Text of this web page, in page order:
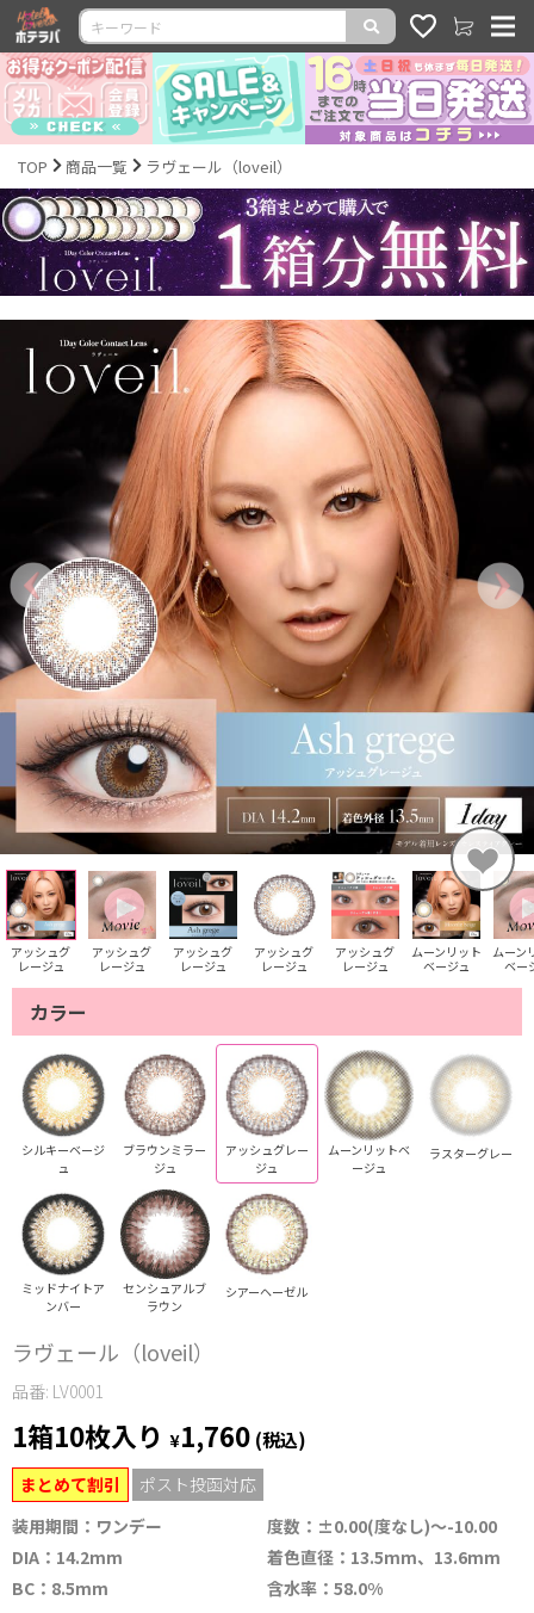
TOP 商品一覧 ラヴェール（loveil）
アッシュグ
レージュ
アッシュグ
レージュ
アッシュグ
レージュ
アッシュグ
レージュ
アッシュグ
レージュ
ムーンリット
ベージュ
ムーン
ベー
カラー
シルキーベージ
ュ
ブラウンミラー
ジュ
アッシュグレー
ジュ
ムーンリットベ
ージュ
ラスターグレー
ミッドナイトア
ンバー
センシュアルブ
ラウン
シアーヘーゼル
ラヴェール（loveil）
品番: LV0001
1箱10枚入り ¥1,760 (税込)
まとめて割引
ポスト投函対応
装用期間：ワンデー
度数：±0.00(度なし)～-10.00
DIA：14.2mm
着色直径：13.5mm、13.6mm
BC：8.5mm
含水率：58.0%